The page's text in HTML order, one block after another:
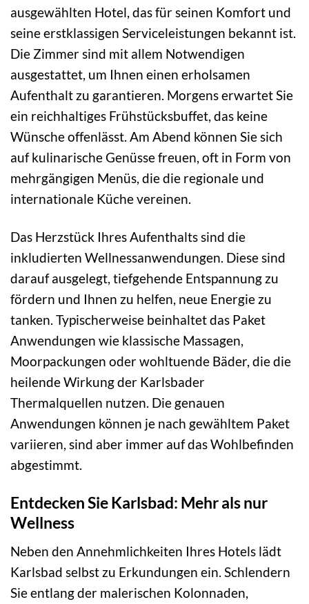
ausgewählten Hotel, das für seinen Komfort und
seine erstklassigen Serviceleistungen bekannt ist.
Die Zimmer sind mit allem Notwendigen
ausgestattet, um Ihnen einen erholsamen
Aufenthalt zu garantieren. Morgens erwartet Sie
ein reichhaltiges Frühstücksbuffet, das keine
Wünsche offenlässt. Am Abend können Sie sich
auf kulinarische Genüsse freuen, oft in Form von
mehrgängigen Menüs, die die regionale und
internationale Küche vereinen.
Das Herzstück Ihres Aufenthalts sind die
inkludierten Wellnessanwendungen. Diese sind
darauf ausgelegt, tiefgehende Entspannung zu
fördern und Ihnen zu helfen, neue Energie zu
tanken. Typischerweise beinhaltet das Paket
Anwendungen wie klassische Massagen,
Moorpackungen oder wohltuende Bäder, die die
heilende Wirkung der Karlsbader
Thermalquellen nutzen. Die genauen
Anwendungen können je nach gewähltem Paket
variieren, sind aber immer auf das Wohlbefinden
abgestimmt.
Entdecken Sie Karlsbad: Mehr als nur
Wellness
Neben den Annehmlichkeiten Ihres Hotels lädt
Karlsbad selbst zu Erkundungen ein. Schlendern
Sie entlang der malerischen Kolonnaden,